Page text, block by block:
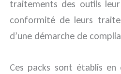
traitements des outils
conformité de leurs
d’une démarche de
Ces packs sont établis